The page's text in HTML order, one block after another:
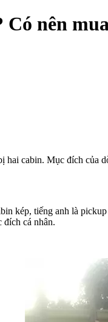
nên
hai cabin. Mục đích của
kép, tiếng anh là
đích cá nhân.